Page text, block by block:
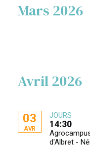
Mars 2026
Avril 2026
03
AVR
JOURS
14:30
d'Albret -